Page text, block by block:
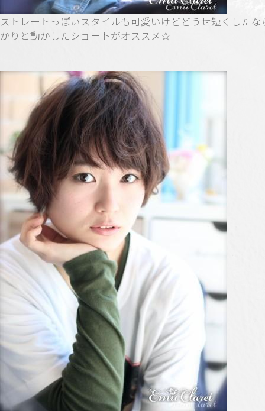
ストレートっぽいスタイルも可愛いけどどうせ短くしたな
かりと動かしたショートがオススメ☆